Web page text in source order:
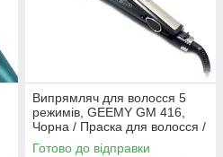
Випрямляч для волосся 5
режимів, GEEMY GM 416,
Чорна / Праска для волосся /
Плойка для волосся
Готово до відправки